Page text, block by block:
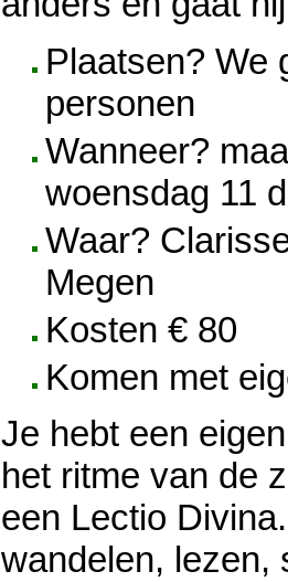
Plaatsen? We
personen
Wanneer?
woensdag 11
Waar?
Megen
Kosten € 80
Komen met
Je hebt een
het ritme van de
een Lectio
wandelen, lezen,